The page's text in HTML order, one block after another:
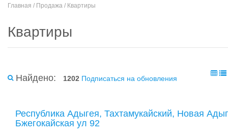
Главная / Продажа / Квартиры
Квартиры
Найдено: 1202 Подписаться на обновления
Республика Адыгея, Тахтамукайский, Новая
Бжегокайская ул 92